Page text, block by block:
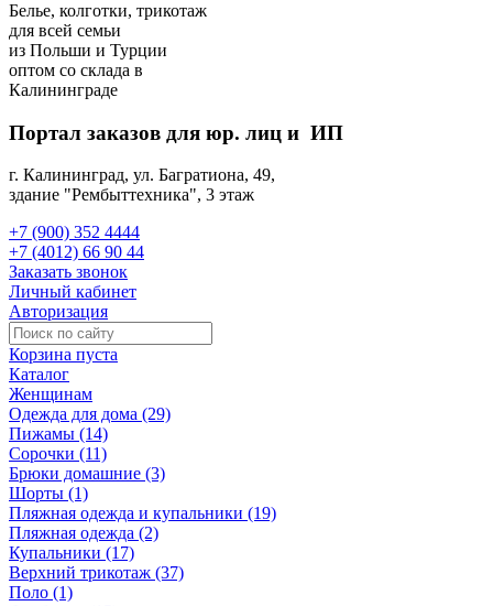
Белье, колготки, трикотаж
для всей семьи
из Польши и Турции
оптом со склада в
Калининграде
Портал заказов для юр. лиц и ИП
г. Калининград, ул. Багратиона, 49,
здание "Рембыттехника", 3 этаж
+7 (900) 352 4444
+7 (4012) 66 90 44
Заказать звонок
Личный кабинет
Авторизация
Корзина пуста
Каталог
Женщинам
Одежда для дома (29)
Пижамы (14)
Сорочки (11)
Брюки домашние (3)
Шорты (1)
Пляжная одежда и купальники (19)
Пляжная одежда (2)
Купальники (17)
Верхний трикотаж (37)
Поло (1)